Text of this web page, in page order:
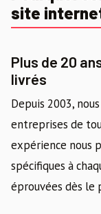
site
Plus de 20
livrés
Depuis 2003,
entreprises de
expérience nous
spécifiques à
éprouvées dès le